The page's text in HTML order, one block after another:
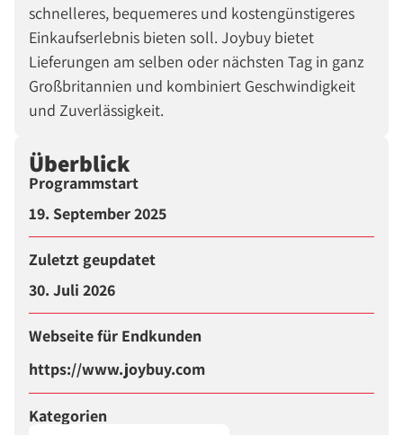
schnelleres, bequemeres und kostengünstigeres
Einkaufserlebnis bieten soll. Joybuy bietet
Lieferungen am selben oder nächsten Tag in ganz
Großbritannien und kombiniert Geschwindigkeit
und Zuverlässigkeit.
Überblick
Programmstart
19. September 2025
Zuletzt geupdatet
30. Juli 2026
Webseite für Endkunden
https://www.joybuy.com
Kategorien